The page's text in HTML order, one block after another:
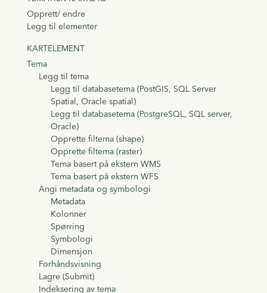
Opprett/ endre
Legg til elementer
KARTELEMENT
Tema
Legg til tema
Legg til databasetema (PostGIS, SQL Server
Spatial, Oracle spatial)
Legg til databasetema (PostgreSQL, SQL server,
Oracle)
Opprette filtema (shape)
Opprette filtema (raster)
Tema basert på ekstern WMS
Tema basert på ekstern WFS
Angi metadata og symbologi
Metadata
Kolonner
Spørring
Symbologi
Dimensjon
Forhåndsvisning
Lagre (Submit)
Indeksering av tema